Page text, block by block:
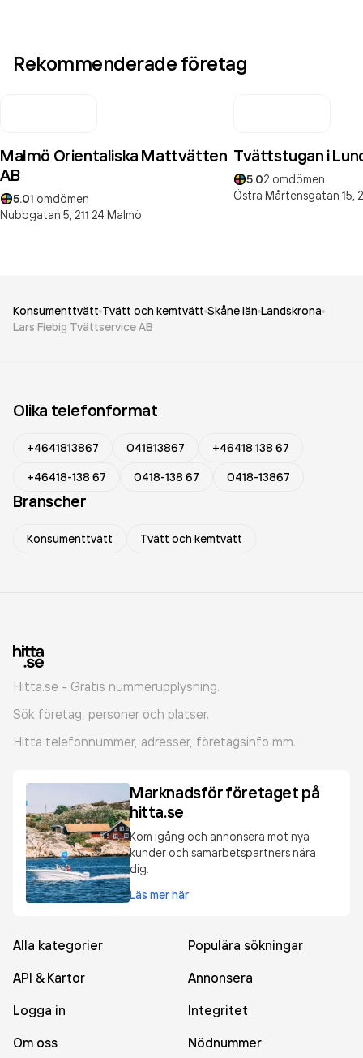
Rekommenderade företag
Malmö Orientaliska Mattvätten
AB
5.01 omdömen
Nubbgatan 5, 211 24 Malmö
Tvättstugan i
5.02 omdömen
Östra Mårtensgatan 15,
Konsumenttvätt Tvätt och kemtvätt Skåne län Landskrona
Lars Fiebig Tvättservice AB
Olika telefonformat
+4641813867 041813867
+46418 138 67
+46418-138 67
0418-138 67 0418-13867
Branscher
Konsumenttvätt Tvätt och kemtvätt
Hitta.se - Gratis nummerupplysning.
Sök företag, personer och platser.
Hitta telefonnummer, adresser, företagsinfo mm.
Marknadsför företaget på
hitta.se
Kom igång och annonsera mot nya
kunder och samarbetspartners nära
dig.
Läs mer här
Alla kategorier
Populära sökningar
API & Kartor
Annonsera
Logga in
Integritet
Om oss
Nödnummer